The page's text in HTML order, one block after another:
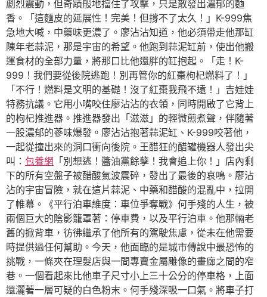
劇烈震動，但奇蹟般地擋住了攻擊，只是散發出濃郁的麵
香。「這麵皮的延展性！完美！但撐不了太久！」K-999焦
急地大喊，中藥味更濃了。廖沾沾知道，他必須帶走他那缸
陳年老蒜泥，那是宇宙的希望。他跑到蒜泥缸前，使出他搬
運食材的全部力量，將那口比他還胖的缸抱起。「走！K-
999！我們要從後院逃跑！別再管你的紅棗枸杞燃料了！」
「不行！燃料是文明的基礎！沒了紅棗我飛不遠！」吉娃娃
特務抗議。它用小嘴咬住廖沾沾的衣領，同時開啟了它背上
的枸杞推進器。推進器發出「滋滋」的輕微煎煮聲，伴隨著
一股濃郁的蔘味爆發。廖沾沾抱著蒜泥缸、K-999咬著他，
一起從撞出來的洞口衝向後院。王醋狂的醋罐機器人發出尖
叫： 包養網 「別想逃！醬油黨餘孽！我會追上你！」店內剩
下的所有空盤子被醋酸氣波震碎，發出了最後的哀鳴。廖沾
沾的宇宙冒險，就在這片蒜泥、中藥和醋酸的混亂中，拉開
了帷幕。《平行泊車維度：車位爭奪戰》何手殘的人生，被
兩個巨大的陰影籠罩著：停車費，以及平行泊車。他那輛老
舊的掀背車，彷彿繼承了他所有的駕駛焦慮，從未在他需要
時提供過任何幫助。今天，他面臨的是城市傳說中最恐怖的
挑戰，一條夾在理髮店與一間專賣金屬雕像的畫廊之間的窄
巷。一個看起來比他車子尺寸小上三十公分的停車格，上面
還灑著一層可疑的白色粉末。何手殘深吸一口氣。將車子打